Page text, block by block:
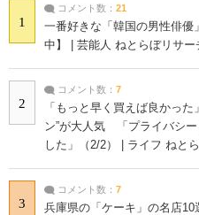
1
コメント数： 21
一番好きな「韓国の男性俳優
中】 | 芸能人 ねとらぼリサー
2
コメント数： 7
「もっと早く買えば良かっ
ン”が大人気 「プライバシー
した」（2/2） | ライフ ねと
3
コメント数： 7
兵庫県の「ケーキ」の名店